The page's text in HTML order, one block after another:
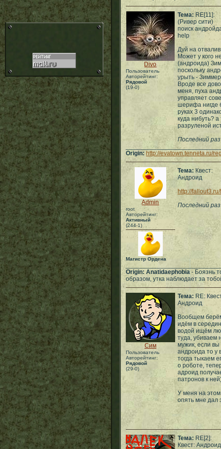
Divo
Пользователь
Авторейтинг:
Рядовой
(19-0)
Тема: RE[11]:
(Ривер сити)
поиск
help
Дуй на
Может у кого
(андроида)
поскольку
урыть -
Вроде все
меня, пуха
управляет
шерифа нигде
руках 3
куда нибуть?
разруленой
Последний
Origin: http://evatown.tenneta.ru/
Admin
root
Авторейтинг:
Активный
(244-1)
Магистр Ордена
Тема: Квест:
Андроид
http://
Последний
Origin: Anatidaephobia - Боязнь
образом, утка наблюдает за
Сим
Пользователь
Авторейтинг:
Рядовой
(29-0)
Тема: RE:
Андроид
Вообщем
идём в
водой ищём
туда, убиваем
мужик, если вы
андроида то у
тогда тыкаем
о роботе,
адроид
патронов к
У меня на этом
опять мне дал
Тема: RE[2]:
Квест: Андроид